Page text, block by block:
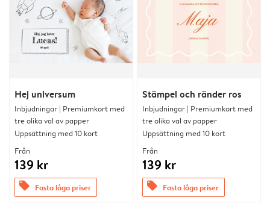
Hej universum
Inbjudningar | Premiumkort med
tre olika val av papper
Uppsättning med 10 kort
Från
139 kr
offers Fasta låga priser
Stämpel och ränder ros
Inbjudningar | Premiumkort med
tre olika val av papper
Uppsättning med 10 kort
Från
139 kr
offers Fasta låga priser